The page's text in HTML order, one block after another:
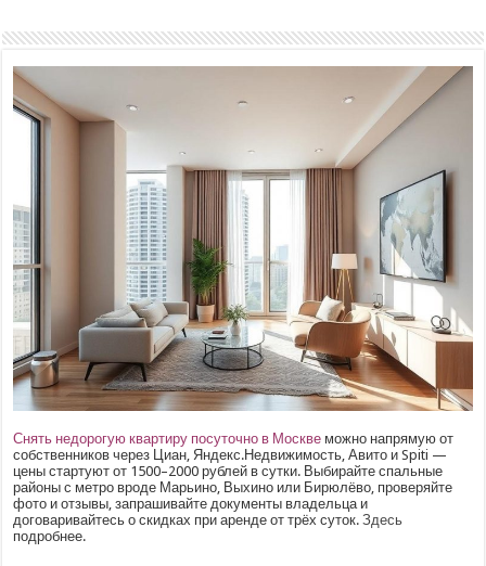
Снять недорогую квартиру посуточно в Москве можно напрямую от
собственников через Циан, Яндекс.Недвижимость, Авито и Spiti —
цены стартуют от 1500–2000 рублей в сутки. Выбирайте спальные
районы с метро вроде Марьино, Выхино или Бирюлёво, проверяйте
фото и отзывы, запрашивайте документы владельца и
договаривайтесь о скидках при аренде от трёх суток.Здесь
подробнее.